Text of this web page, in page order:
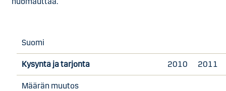
Suomi
Kysyntä ja tarjonta 2010 2011
Määrän muutos